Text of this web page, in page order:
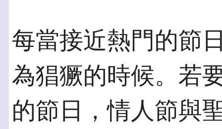
每當接近熱門的節
為猖獗的時候。若
的節日，情人節與